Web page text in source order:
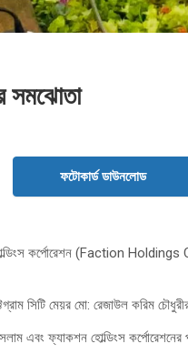
সমঝোতা
ফটোকার্ড ডাউনলোড
হোল্ডিংস কর্পোরেশন (Faction
সিটি মেয়র মো: রেজাউল করিম
এবং ফ্যাকশন হোল্ডিংস